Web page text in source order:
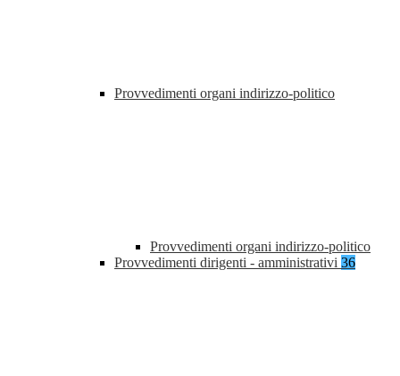
Provvedimenti organi indirizzo-politico
Provvedimenti organi indirizzo-politico
Provvedimenti dirigenti - amministrativi 36